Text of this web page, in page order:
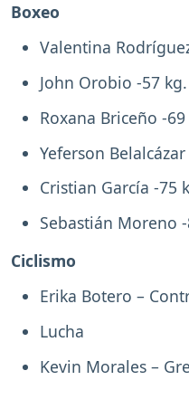
Boxeo
Valentina
John Orobio -57 kg.
Roxana Briceño -
Yeferson
Cristian García -75
Sebastián Moreno
Ciclismo
Erika Botero –
Lucha
Kevin Morales –